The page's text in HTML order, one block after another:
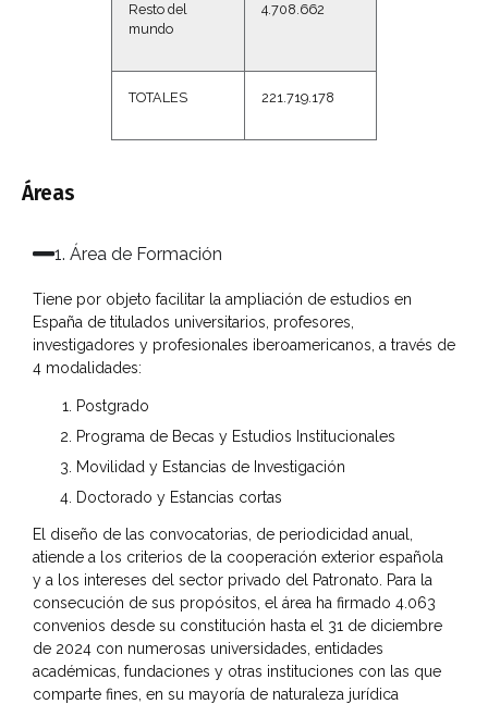
Resto del
mundo
4.708.662
TOTALES 221.719.178
Áreas
1. Área de Formación​
Tiene por objeto facilitar la ampliación de estudios en
España de titulados universitarios, profesores,
investigadores y profesionales iberoamericanos, a través de
4 modalidades:
Postgrado
Programa de Becas y Estudios Institucionales
Movilidad y Estancias de Investigación
Doctorado y Estancias cortas
El diseño de las convocatorias, de periodicidad anual,
atiende a los criterios de la cooperación exterior española
y a los intereses del sector privado del Patronato. Para la
consecución de sus propósitos, el área ha firmado 4.063
convenios desde su constitución hasta el 31 de diciembre
de 2024 con numerosas universidades, entidades
académicas, fundaciones y otras instituciones con las que
comparte fines, en su mayoría de naturaleza jurídica